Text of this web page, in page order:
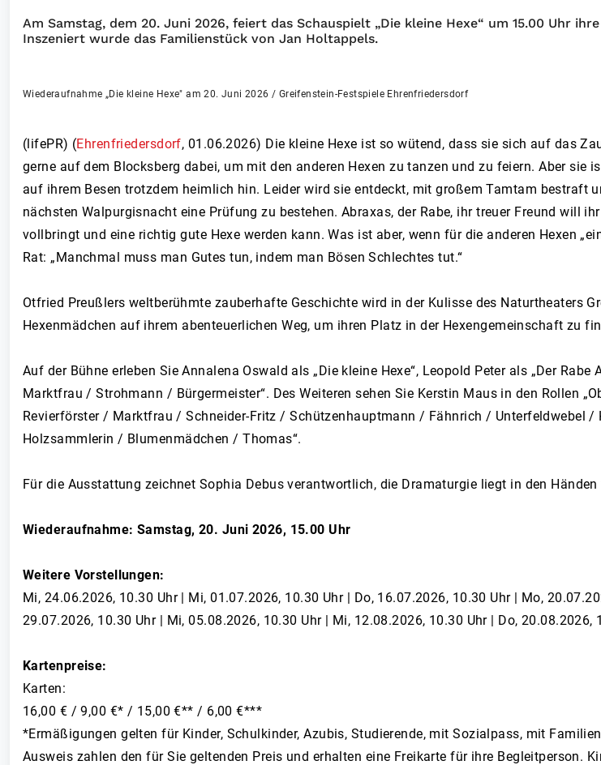
Am Samstag, dem 20. Juni 2026, feiert das Schauspielt „Die kleine Hexe“ um 15.00 Uhr
Inszeniert wurde das Familienstück von Jan Holtappels.
Wiederaufnahme „Die kleine Hexe" am 20. Juni 2026 / Greifenstein-Festspiele Ehrenfriedersdorf
(lifePR) (Ehrenfriedersdorf, 01.06.2026) Die kleine Hexe ist so wütend, dass sie sich auf das
gerne auf dem Blocksberg dabei, um mit den anderen Hexen zu tanzen und zu feiern. Aber
auf ihrem Besen trotzdem heimlich hin. Leider wird sie entdeckt, mit großem Tamtam bestraft
nächsten Walpurgisnacht eine Prüfung zu bestehen. Abraxas, der Rabe, ihr treuer Freund will
vollbringt und eine richtig gute Hexe werden kann. Was ist aber, wenn für die anderen Hexen
Rat: „Manchmal muss man Gutes tun, indem man Bösen Schlechtes tut.“
Otfried Preußlers weltberühmte zauberhafte Geschichte wird in der Kulisse des Naturtheaters
Hexenmädchen auf ihrem abenteuerlichen Weg, um ihren Platz in der Hexengemeinschaft zu
Auf der Bühne erleben Sie Annalena Oswald als „Die kleine Hexe“, Leopold Peter als „Der
Marktfrau / Strohmann / Bürgermeister“. Des Weiteren sehen Sie Kerstin Maus in den Rollen
Revierförster / Marktfrau / Schneider-Fritz / Schützenhauptmann / Fähnrich / Unterfeldwebel /
Holzsammlerin / Blumenmädchen / Thomas“.
Für die Ausstattung zeichnet Sophia Debus verantwortlich, die Dramaturgie liegt in den Händen
Wiederaufnahme: Samstag, 20. Juni 2026, 15.00 Uhr
Weitere Vorstellungen:
Mi, 24.06.2026, 10.30 Uhr | Mi, 01.07.2026, 10.30 Uhr | Do, 16.07.2026, 10.30 Uhr | Mo,
29.07.2026, 10.30 Uhr | Mi, 05.08.2026, 10.30 Uhr | Mi, 12.08.2026, 10.30 Uhr | Do, 20.08.2026,
Kartenpreise:
Karten:
16,00 € / 9,00 €* / 15,00 €** / 6,00 €***
*Ermäßigungen gelten für Kinder, Schulkinder, Azubis, Studierende, mit Sozialpass, mit
Ausweis zahlen den für Sie geltenden Preis und erhalten eine Freikarte für ihre Begleitperson.